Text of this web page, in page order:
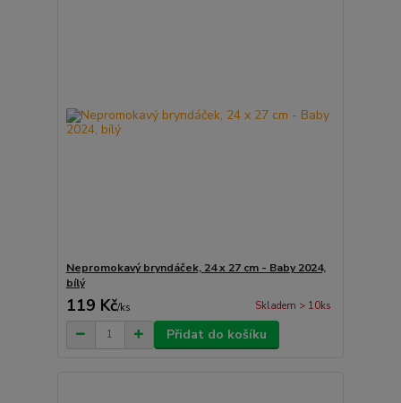
Nepromokavý bryndáček, 24 x 27 cm - Baby 2024,
bílý
119 Kč/ks Skladem > 10ks
Přidat do košíku